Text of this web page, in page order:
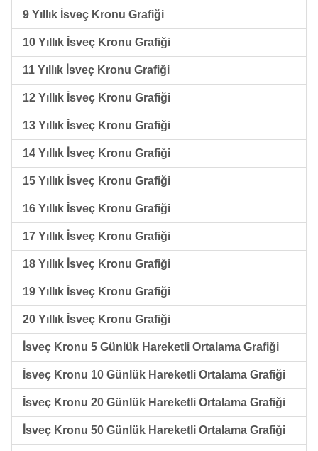
9 Yıllık İsveç Kronu Grafiği
10 Yıllık İsveç Kronu Grafiği
11 Yıllık İsveç Kronu Grafiği
12 Yıllık İsveç Kronu Grafiği
13 Yıllık İsveç Kronu Grafiği
14 Yıllık İsveç Kronu Grafiği
15 Yıllık İsveç Kronu Grafiği
16 Yıllık İsveç Kronu Grafiği
17 Yıllık İsveç Kronu Grafiği
18 Yıllık İsveç Kronu Grafiği
19 Yıllık İsveç Kronu Grafiği
20 Yıllık İsveç Kronu Grafiği
İsveç Kronu 5 Günlük Hareketli Ortalama Grafiği
İsveç Kronu 10 Günlük Hareketli Ortalama Grafiği
İsveç Kronu 20 Günlük Hareketli Ortalama Grafiği
İsveç Kronu 50 Günlük Hareketli Ortalama Grafiği